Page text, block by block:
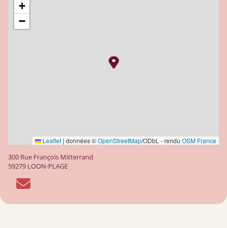
+
−
Leaflet | données ©OpenStreetMap/ODbL - rendu OSM France
300 Rue François Mitterrand
59279 LOON-PLAGE